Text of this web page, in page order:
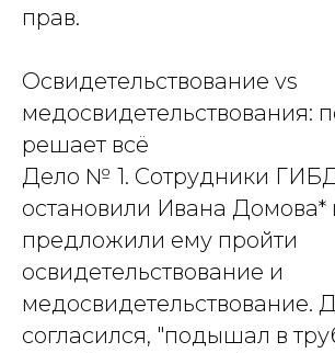
прав.
Освидетельствование vs
медосвидетельствования:
решает всё
Дело № 1. Сотрудники
остановили Ивана Домова*
предложили ему пройти
освидетельствование и
медосвидетельствование.
согласился, "подышал в